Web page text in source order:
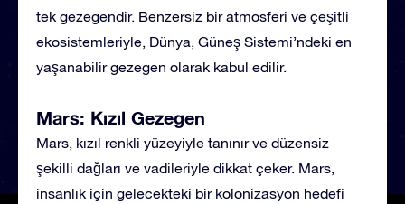
tek gezegendir. Benzersiz bir atmosferi ve çeşitli
ekosistemleriyle, Dünya, Güneş Sistemi’ndeki en
yaşanabilir gezegen olarak kabul edilir.
Mars: Kızıl Gezegen
Mars, kızıl renkli yüzeyiyle tanınır ve düzensiz
şekilli dağları ve vadileriyle dikkat çeker. Mars,
insanlık için gelecekteki bir kolonizasyon hedefi